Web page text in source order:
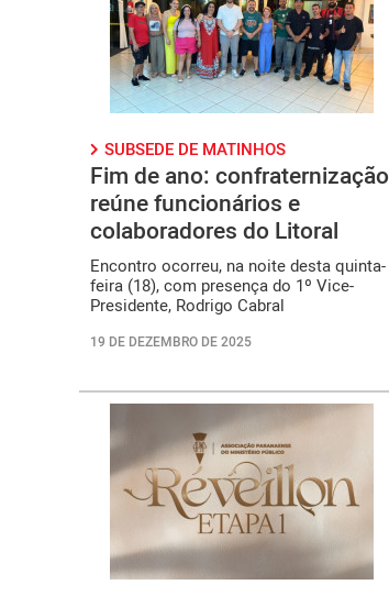
SUBSEDE DE MATINHOS
Fim de ano: confraternização
reúne funcionários e
colaboradores do Litoral
Encontro ocorreu, na noite desta quinta-
feira (18), com presença do 1º Vice-
Presidente, Rodrigo Cabral
19 DE DEZEMBRO DE 2025